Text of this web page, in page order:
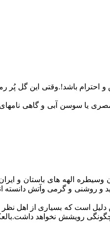
احترام باشد!.وقتی این گل پُر
مصری یا سوسن آبی و گاهی
وسیطره الهه های باستان و
و گرمی وآتش دانسته
است که بسیاری از اهل نظر
رویشش نخواهد